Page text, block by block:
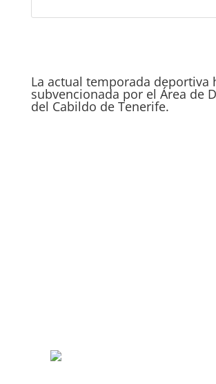
La actual temporada deportiva
subvencionada por el Área de
del Cabildo de Tenerife.